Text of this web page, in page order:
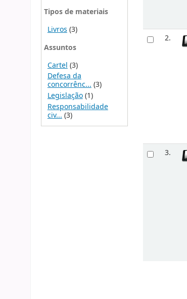
Tipos de materiais
Livros (3)
Assuntos
Cartel (3)
Defesa da
concorrênc...(3)
Legislação(1)
Responsabilidade
civ... (3)
2.
3.